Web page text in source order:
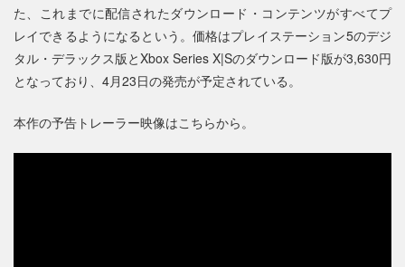
た、これまでに配信されたダウンロード・コンテンツがすべてプ
レイできるようになるという。価格はプレイステーション5のデジ
タル・デラックス版とXbox Series X|Sのダウンロード版が3,630円
となっており、4月23日の発売が予定されている。
本作の予告トレーラー映像はこちらから。